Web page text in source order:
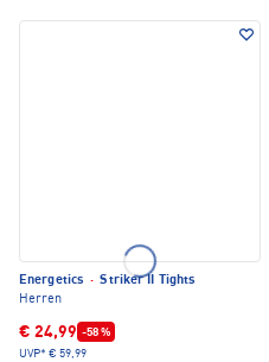
Energetics · Striker II Tights
Herren
€ 24,99 -58 %
UVP* € 59,99